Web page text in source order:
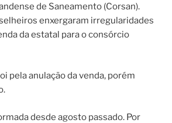
de Saneamento (Corsan).
enxergaram irregularidades
da estatal para o consórcio
pela anulação da venda, porém
desde agosto passado. Por